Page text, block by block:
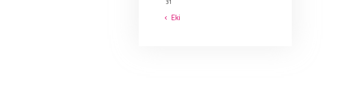
« Eki